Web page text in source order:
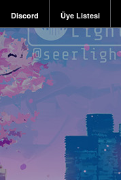
Discord Üye Listesi